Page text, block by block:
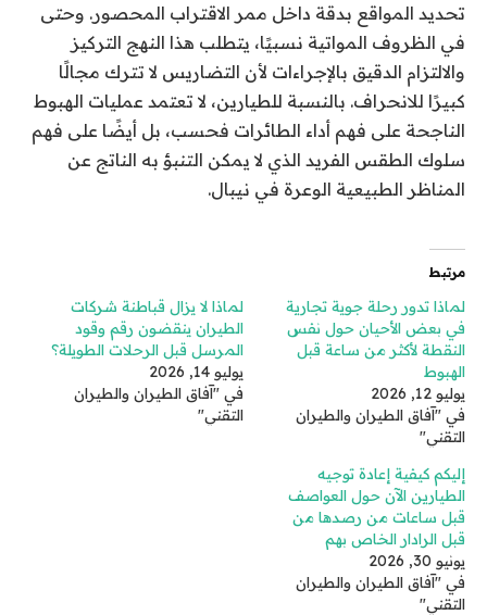
تحديد المواقع بدقة داخل ممر الاقتراب المحصور. وحتى
في الظروف المواتية نسبيًا، يتطلب هذا النهج التركيز
والالتزام الدقيق بالإجراءات لأن التضاريس لا تترك مجالًا
كبيرًا للانحراف. بالنسبة للطيارين، لا تعتمد عمليات الهبوط
الناجحة على فهم أداء الطائرات فحسب، بل أيضًا على فهم
سلوك الطقس الفريد الذي لا يمكن التنبؤ به الناتج عن
المناظر الطبيعية الوعرة في نيبال.
مرتبط
لماذا تدور رحلة جوية تجارية
في بعض الأحيان حول نفس
النقطة لأكثر من ساعة قبل
الهبوط
يوليو 12, 2026
في "آفاق الطيران والطيران
التقني"
لماذا لا يزال قباطنة شركات
الطيران ينقضون رقم وقود
المرسل قبل الرحلات الطويلة؟
يوليو 14, 2026
في "آفاق الطيران والطيران
التقني"
إليكم كيفية إعادة توجيه
الطيارين الآن حول العواصف
قبل ساعات من رصدها من
قبل الرادار الخاص بهم
يونيو 30, 2026
في "آفاق الطيران والطيران
التقني"